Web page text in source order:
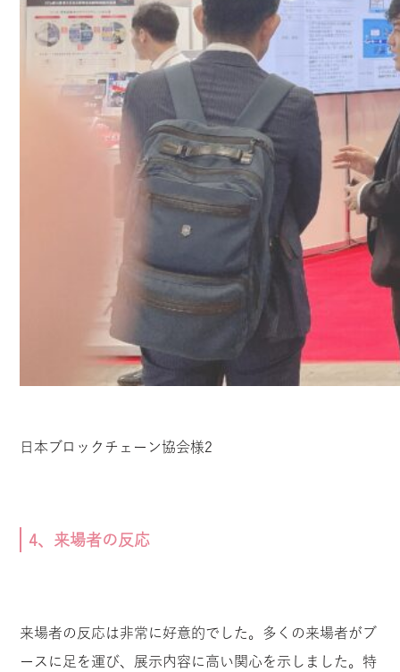
日本ブロックチェーン協会様2
4、来場者の反応
来場者の反応は非常に好意的でした。多くの来場者がブ
ースに足を運び、展示内容に高い関心を示しました。特